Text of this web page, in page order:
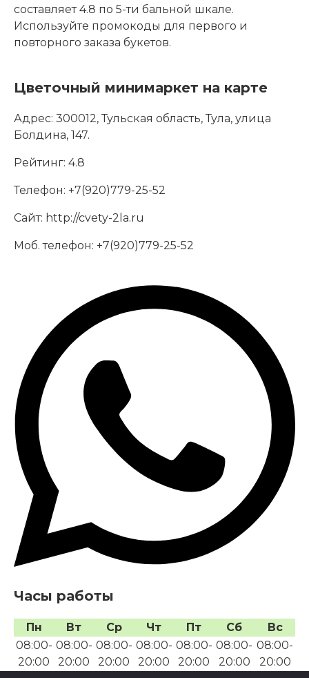
составляет 4.8 по 5-ти бальной шкале.
Используйте промокоды для первого и
повторного заказа букетов.
Цветочный минимаркет на карте
Адрес: 300012, Тульская область, Тула, улица
Болдина, 147.
Рейтинг: 4.8
Телефон: +7(920)779-25-52
Сайт: http://cvety-2la.ru
Моб. телефон: +7(920)779-25-52
Часы работы
Пн Вт Ср Чт Пт Сб
Вс
08:00-
20:00
08:00-
20:00
08:00-
20:00
08:00-
20:00
08:00-
20:00
08:00-
20:00
08:00-
20:00